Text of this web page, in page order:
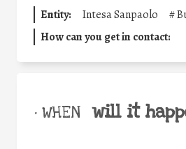
Entity: Intesa Sanpaolo #
How can you get in contact:
• WHEN will it